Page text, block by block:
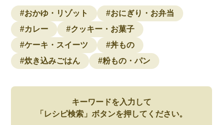
#おかゆ・リゾット
#おにぎり・お弁当
#カレー
#クッキー・お菓子
#ケーキ・スイーツ
#丼もの
#炊き込みごはん
#粉もの・パン
キーワードを入力して
「レシピ検索」ボタンを押してください。